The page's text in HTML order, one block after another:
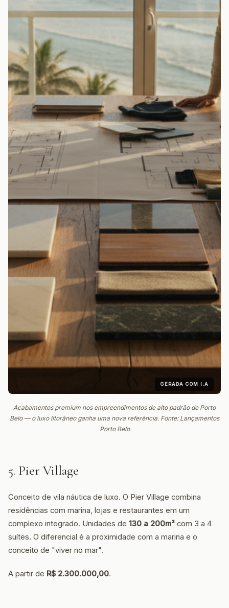
GERADA COM I.A
Acabamentos premium nos empreendimentos de alto padrão de Porto
Belo — o luxo litorâneo ganha uma nova referência. Fonte: Lançamentos
Porto Belo
5. Pier Village
Conceito de vila náutica de luxo. O Pier Village combina
residências com marina, lojas e restaurantes em um
complexo integrado. Unidades de 130 a 200m² com 3 a 4
suítes. O diferencial é a proximidade com a marina e o
conceito de "viver no mar".
A partir de R$ 2.300.000,00.